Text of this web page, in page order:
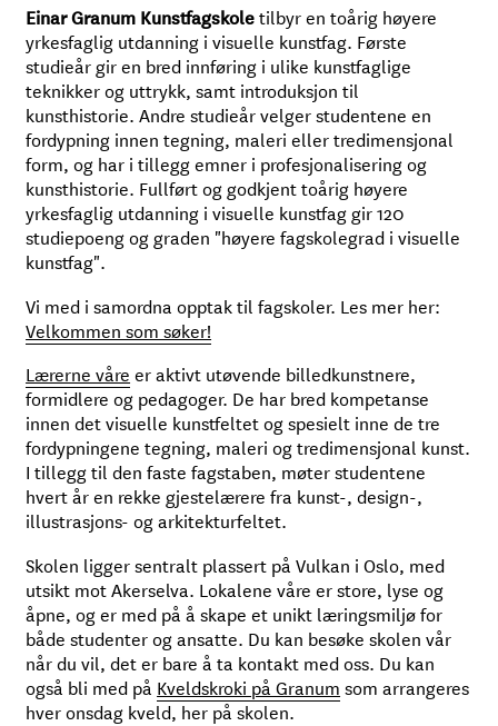
Einar Granum Kunstfagskoletilbyr en toårig høyere
yrkesfaglig utdanning i visuelle kunstfag. Første
studieår gir en bred innføring i ulike kunstfaglige
teknikker og uttrykk, samt introduksjon til
kunsthistorie. Andre studieår velger studentene en
fordypning innen tegning, maleri eller tredimensjonal
form, og har i tillegg emner i profesjonalisering og
kunsthistorie. Fullført og godkjent toårig høyere
yrkesfaglig utdanning i visuelle kunstfag gir 120
studiepoeng og graden "høyere fagskolegrad i visuelle
kunstfag".
Vi med i samordna opptak til fagskoler. Les mer her:
Velkommen som søker!
Lærerne våre er aktivt utøvende billedkunstnere,
formidlere og pedagoger. De har bred kompetanse
innen det visuelle kunstfeltet og spesielt inne de tre
fordypningene tegning, maleri og tredimensjonal kunst.
I tillegg til den faste fagstaben, møter studentene
hvert år en rekke gjestelærere fra kunst-, design-,
illustrasjons- og arkitekturfeltet.
Skolen ligger sentralt plassert på Vulkan i Oslo, med
utsikt mot Akerselva. Lokalene våre er store, lyse og
åpne, og er med på å skape et unikt læringsmiljø for
både studenter og ansatte. Du kan besøke skolen vår
når du vil, det er bare å ta kontakt med oss. Du kan
også bli med på Kveldskroki på Granum som arrangeres
hver onsdag kveld, her på skolen.